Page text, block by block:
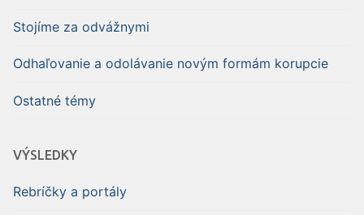
Stojíme za odvážnymi
Odhaľovanie a odolávanie novým formám korupcie
Ostatné témy
VÝSLEDKY
Rebríčky a portály